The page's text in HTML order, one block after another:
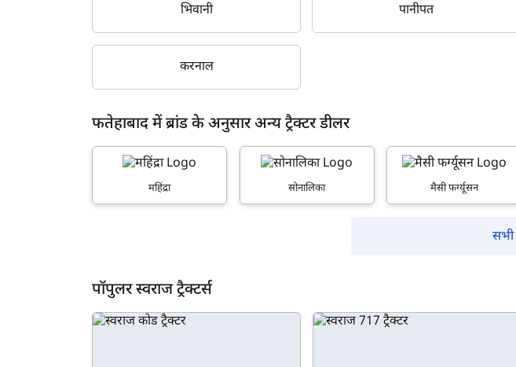
भिवानी पानीपत
करनाल
फतेहाबाद में ब्रांड के अनुसार अन्य ट्रैक्टर डीलर
महिंद्रा सोनालिका मैसी फर्ग्यूसन
सभी
पॉपुलर स्वराज ट्रैक्टर्स
नहीं, धन्यवाद
आपकी